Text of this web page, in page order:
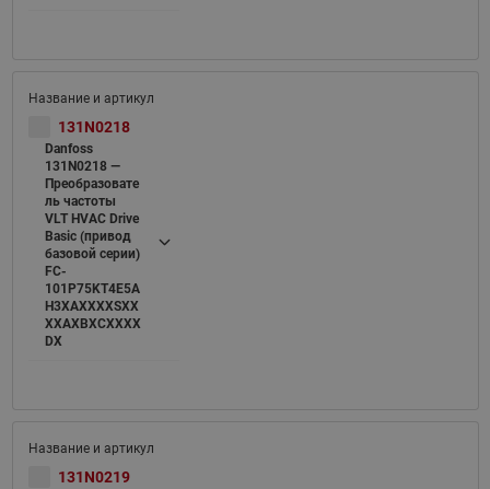
131N0218
Danfoss
131N0218 —
Преобразовате
ль частоты
VLT HVAC Drive
Basic (привод
базовой серии)
FC-
101P75KT4E5A
H3XAXXXXSXX
XXAXBXCXXXX
DX
131N0219